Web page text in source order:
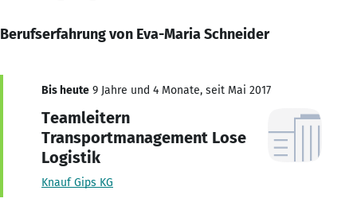
Berufserfahrung von Eva-Maria Schneider
Bis heute 9 Jahre und 4 Monate, seit Mai 2017
Teamleitern
Transportmanagement Lose
Logistik
Knauf Gips KG